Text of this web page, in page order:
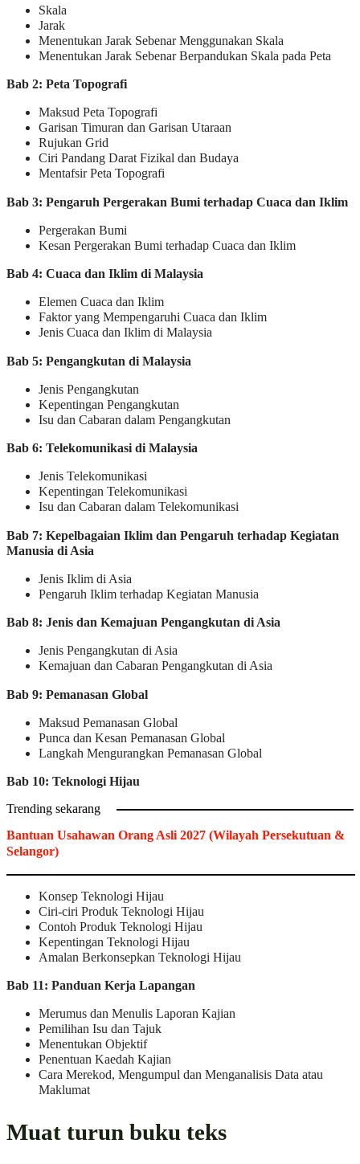
Skala
Jarak
Menentukan Jarak Sebenar Menggunakan Skala
Menentukan Jarak Sebenar Berpandukan Skala pada Peta
Bab 2: Peta Topografi
Maksud Peta Topografi
Garisan Timuran dan Garisan Utaraan
Rujukan Grid
Ciri Pandang Darat Fizikal dan Budaya
Mentafsir Peta Topografi
Bab 3: Pengaruh Pergerakan Bumi terhadap Cuaca dan Iklim
Pergerakan Bumi
Kesan Pergerakan Bumi terhadap Cuaca dan Iklim
Bab 4: Cuaca dan Iklim di Malaysia
Elemen Cuaca dan Iklim
Faktor yang Mempengaruhi Cuaca dan Iklim
Jenis Cuaca dan Iklim di Malaysia
Bab 5: Pengangkutan di Malaysia
Jenis Pengangkutan
Kepentingan Pengangkutan
Isu dan Cabaran dalam Pengangkutan
Bab 6: Telekomunikasi di Malaysia
Jenis Telekomunikasi
Kepentingan Telekomunikasi
Isu dan Cabaran dalam Telekomunikasi
Bab 7: Kepelbagaian Iklim dan Pengaruh terhadap Kegiatan
Manusia di Asia
Jenis Iklim di Asia
Pengaruh Iklim terhadap Kegiatan Manusia
Bab 8: Jenis dan Kemajuan Pengangkutan di Asia
Jenis Pengangkutan di Asia
Kemajuan dan Cabaran Pengangkutan di Asia
Bab 9: Pemanasan Global
Maksud Pemanasan Global
Punca dan Kesan Pemanasan Global
Langkah Mengurangkan Pemanasan Global
Bab 10: Teknologi Hijau
Trending sekarang
Bantuan Usahawan Orang Asli 2027 (Wilayah Persekutuan &
Selangor)
Konsep Teknologi Hijau
Ciri-ciri Produk Teknologi Hijau
Contoh Produk Teknologi Hijau
Kepentingan Teknologi Hijau
Amalan Berkonsepkan Teknologi Hijau
Bab 11: Panduan Kerja Lapangan
Merumus dan Menulis Laporan Kajian
Pemilihan Isu dan Tajuk
Menentukan Objektif
Penentuan Kaedah Kajian
Cara Merekod, Mengumpul dan Menganalisis Data atau
Maklumat
Muat turun buku teks